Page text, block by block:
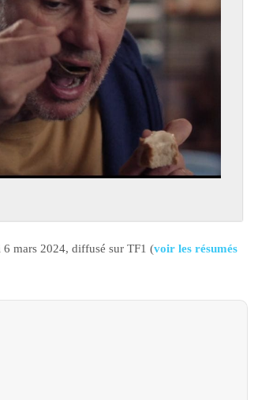
6 mars 2024, diffusé sur TF1 (voir les résumés